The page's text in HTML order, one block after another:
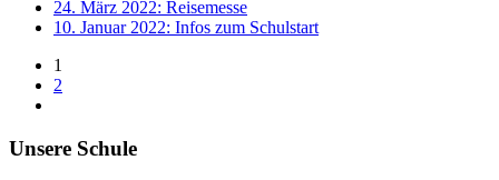
24. März 2022: Reisemesse
10. Januar 2022: Infos zum Schulstart
1
2
Unsere Schule